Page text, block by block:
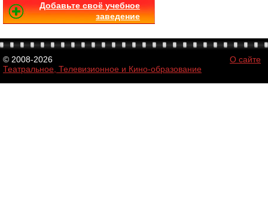
Добавьте своё учебное
заведение
© 2008-2026
Театральное, Телевизионное и Кино-образование
О сайте